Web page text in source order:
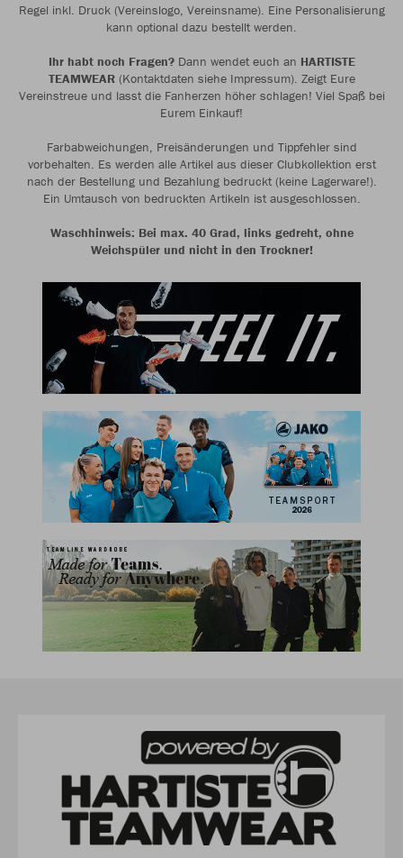
Regel inkl. Druck (Vereinslogo, Vereinsname). Eine Personalisierung
kann optional dazu bestellt werden.
Ihr habt noch Fragen?Dann wendet euch an HARTISTE
TEAMWEAR(Kontaktdaten siehe Impressum). Zeigt Eure
Vereinstreue und lasst die Fanherzen höher schlagen! Viel Spaß bei
Eurem Einkauf!
Farbabweichungen, Preisänderungen und Tippfehler sind
vorbehalten. Es werden alle Artikel aus dieser Clubkollektion erst
nach der Bestellung und Bezahlung bedruckt (keine Lagerware!).
Ein Umtausch von bedruckten Artikeln ist ausgeschlossen.
Waschhinweis: Bei max. 40 Grad, links gedreht, ohne
Weichspüler und nicht in den Trockner!